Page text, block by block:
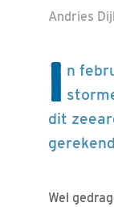
Andries
I n
dit
Wel